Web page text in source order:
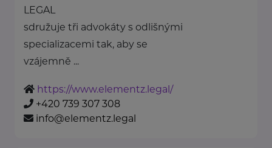
LEGAL
sdružuje tři advokáty s odlišnými
specializacemi tak, aby se
vzájemně ...
https://www.elementz.legal/
+420 739 307 308
info@elementz.legal